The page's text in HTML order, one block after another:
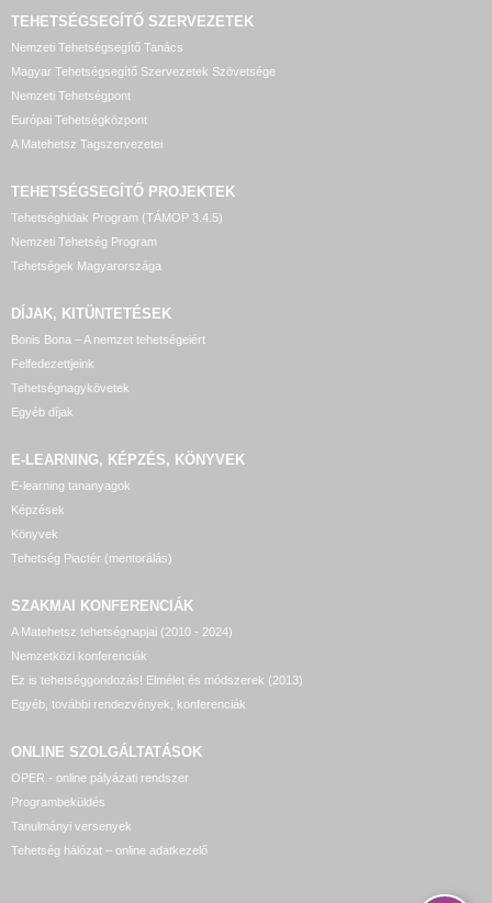
TEHETSÉGSEGÍTŐ SZERVEZETEK
Nemzeti Tehetségsegítő Tanács
Magyar Tehetségsegítő Szervezetek Szövetsége
Nemzeti Tehetségpont
Európai Tehetségközpont
A Matehetsz Tagszervezetei
TEHETSÉGSEGÍTŐ PROJEKTEK
Tehetséghidak Program (TÁMOP 3.4.5)
Nemzeti Tehetség Program
Tehetségek Magyarországa
DÍJAK, KITÜNTETÉSEK
Bonis Bona – A nemzet tehetségeiért
Felfedezettjeink
Tehetségnagykövetek
Egyéb díjak
E-LEARNING, KÉPZÉS, KÖNYVEK
E-learning tananyagok
Képzések
Könyvek
Tehetség Piactér (mentorálás)
SZAKMAI KONFERENCIÁK
A Matehetsz tehetségnapjai (2010 - 2024)
Nemzetközi konferenciák
Ez is tehetséggondozás! Elmélet és módszerek (2013)
Egyéb, további rendezvények, konferenciák
ONLINE SZOLGÁLTATÁSOK
OPER - online pályázati rendszer
Programbeküldés
Tanulmányi versenyek
Tehetség hálózat – online adatkezelő